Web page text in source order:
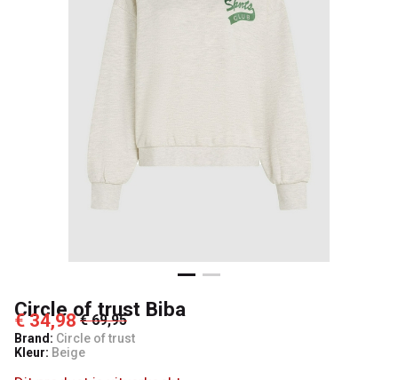
Circle of trust Biba
€ 34,98 € 69,95
Brand: Circle of trust
Kleur: Beige